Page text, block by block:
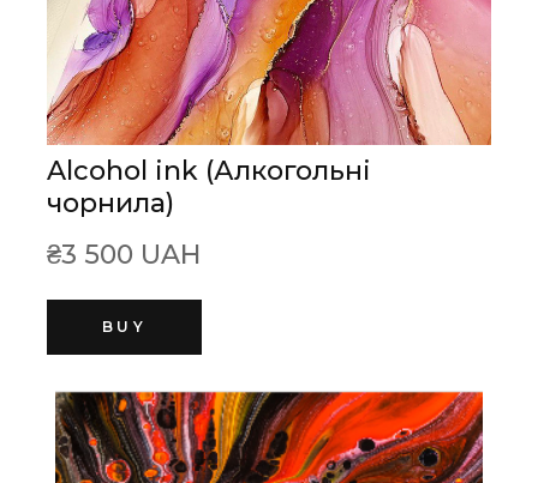
Alcohol ink (Алкогольні
чорнила)
₴3 500 UAH
BUY